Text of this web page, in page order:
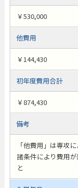
￥530,000
他費用
￥144,430
初年度費用合計
￥874,430
備考
「他費用」は専攻
諸条件により費用
と